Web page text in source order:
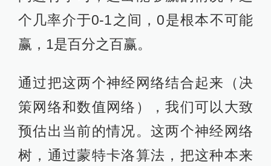
个几率介于0-1之间，0是根本不可能
赢，1是百分之百赢。
通过把这两个神经网络结合起来（决
策网络和数值网络），我们可以大致
预估出当前的情况。这两个神经网络
树，通过蒙特卡洛算法，把这种本来